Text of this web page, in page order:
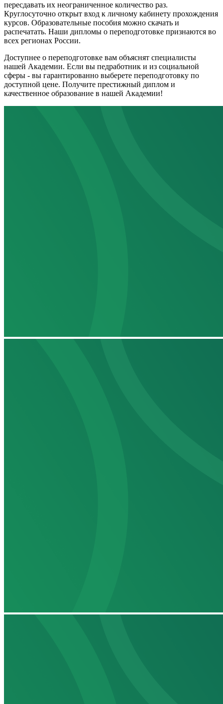
пересдавать их неограниченное количество раз.
Круглосуточно открыт вход к личному кабинету прохождения
курсов. Образовательные пособия можно скачать и
распечатать. Наши дипломы о переподготовке признаются во
всех регионах России.
Доступнее о переподготовке вам объяснят специалисты
нашей Академии. Если вы педработник и из социальной
сферы - вы гарантированно выберете переподготовку по
доступной цене. Получите престижный диплом и
качественное образование в нашей Академии!